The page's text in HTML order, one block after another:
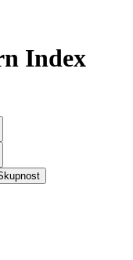
Index